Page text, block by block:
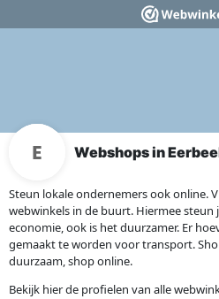
Webshops in
Steun lokale ondernemers ook online.
webwinkels in de buurt. Hiermee steun
economie, ook is het duurzamer. Er
gemaakt te worden voor transport.
duurzaam, shop online.
Bekijk hier de profielen van alle